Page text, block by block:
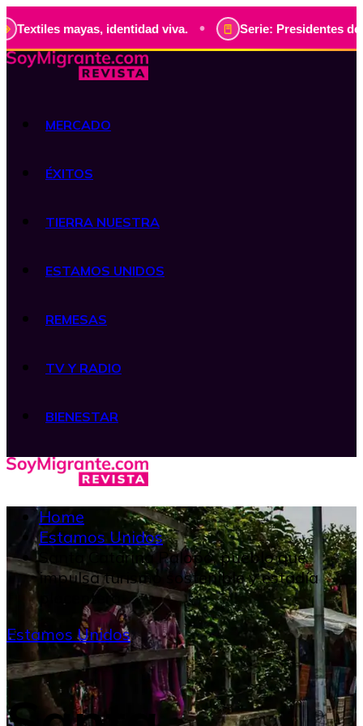
identidad viva. • Serie: Presidentes de
MERCADO
ÉXITOS
TIERRA NUESTRA
ESTAMOS UNIDOS
REMESAS
TV Y RADIO
BIENESTAR
Home
Estamos Unidos
Santa Catarina Palopó, pueblo que
impulsa turismo sostenible y estadía
placentera
Estamos Unidos